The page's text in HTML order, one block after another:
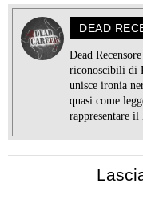
DEAD
Dead
riconoscibili di
unisce ironia
quasi come
rappresentare